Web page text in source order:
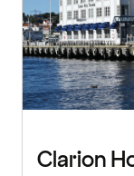
Clarion